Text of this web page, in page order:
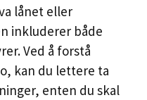
lånet eller
inkluderer både
Ved å forstå
kan du lettere ta
enten du skal